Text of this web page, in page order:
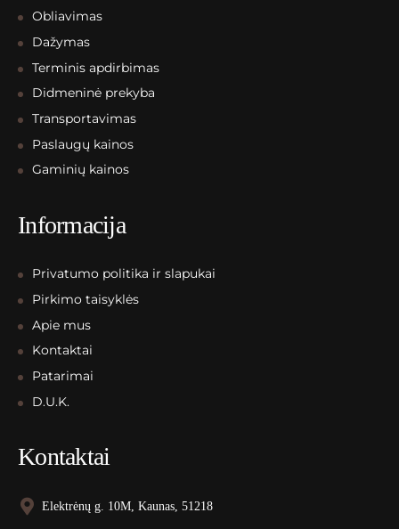
Obliavimas
Dažymas
Terminis apdirbimas
Didmeninė prekyba
Transportavimas
Paslaugų kainos
Gaminių kainos
Informacija
Privatumo politika ir slapukai
Pirkimo taisyklės
Apie mus
Kontaktai
Patarimai
D.U.K.
Kontaktai
Elektrėnų g. 10M, Kaunas, 51218